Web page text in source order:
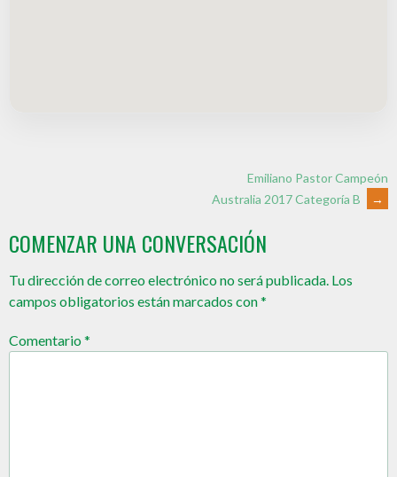
Emiliano Pastor Campeón
Australia 2017 Categoría B
→
COMENZAR UNA CONVERSACIÓN
Tu dirección de correo electrónico no será publicada. Los
campos obligatorios están marcados con*
Comentario*